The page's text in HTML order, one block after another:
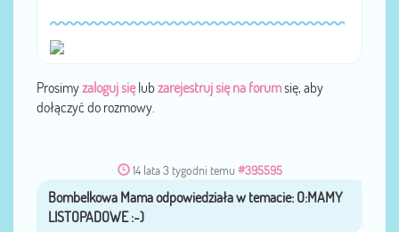
Prosimyzaloguj sięlub zarejestruj się na forumsię, aby
dołączyć do rozmowy.
14 lata 3 tygodni temu #395595
przezBombelkowa Mama